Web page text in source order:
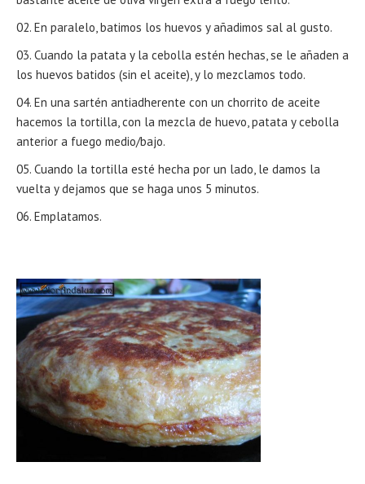
En paralelo, batimos los huevos y añadimos sal al gusto.
Cuando la patata y la cebolla estén hechas, se le añaden a
los huevos batidos (sin el aceite), y lo mezclamos todo.
En una sartén antiadherente con un chorrito de aceite
hacemos la tortilla, con la mezcla de huevo, patata y cebolla
anterior a fuego medio/bajo.
Cuando la tortilla esté hecha por un lado, le damos la
vuelta y dejamos que se haga unos 5 minutos.
Emplatamos.